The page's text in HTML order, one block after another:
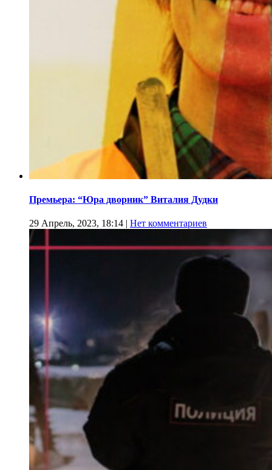
Премьера: “Юра дворник” Виталия Дудки
29 Апрель, 2023, 18:14 | Нет комментариев